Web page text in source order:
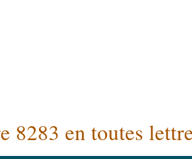
8283 en toutes